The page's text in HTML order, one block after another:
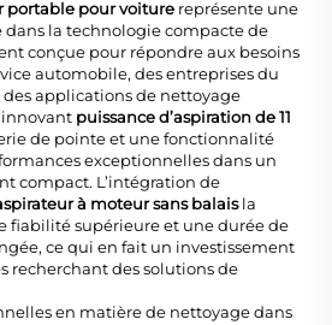
portable pour voiture représente une
la technologie compacte de
conçue pour répondre aux besoins
automobile, des entreprises du
des applications de nettoyage
innovant puissance d’aspiration de 11
de pointe et une fonctionnalité
exceptionnelles dans un
compact. L’intégration de
à moteur sans balaisla
fiabilité supérieure et une durée de
ce qui en fait un investissement
recherchant des solutions de
en matière de nettoyage dans